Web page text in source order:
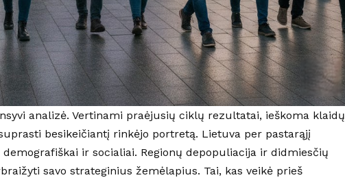
analizė. Vertinami praėjusių ciklų rezultatai, ieškoma klaidų
besikeičiantį rinkėjo portretą. Lietuva per pastarąjį
ir socialiai. Regionų depopuliacija ir didmiesčių
savo strateginius žemėlapius. Tai, kas veikė prieš